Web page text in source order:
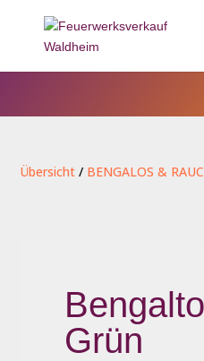
Übersicht / BENGALOS &
Grün